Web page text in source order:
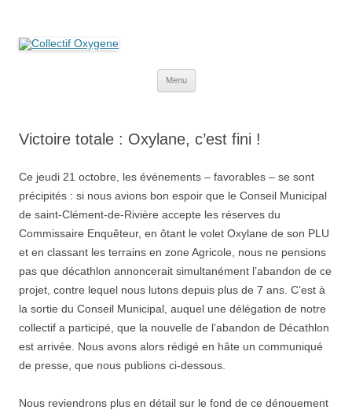
Menu
Victoire totale : Oxylane, c’est fini !
Ce jeudi 21 octobre, les événements – favorables – se sont
précipités : si nous avions bon espoir que le Conseil Municipal
de saint-Clément-de-Rivière accepte les réserves du
Commissaire Enquêteur, en ôtant le volet Oxylane de son PLU
et en classant les terrains en zone Agricole, nous ne pensions
pas que décathlon annoncerait simultanément l’abandon de ce
projet, contre lequel nous lutons depuis plus de 7 ans. C’est à
la sortie du Conseil Municipal, auquel une délégation de notre
collectif a participé, que la nouvelle de l’abandon de Décathlon
est arrivée. Nous avons alors rédigé en hâte un communiqué
de presse, que nous publions ci-dessous.
Nous reviendrons plus en détail sur le fond de ce dénouement